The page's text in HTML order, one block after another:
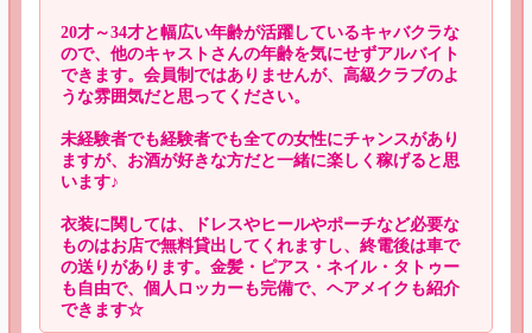
20才～34才と幅広い年齢が活躍しているキャバクラな
ので、他のキャストさんの年齢を気にせずアルバイト
できます。会員制ではありませんが、高級クラブのよ
うな雰囲気だと思ってください。
未経験者でも経験者でも全ての女性にチャンスがあり
ますが、お酒が好きな方だと一緒に楽しく稼げると思
います♪
衣装に関しては、ドレスやヒールやポーチなど必要な
ものはお店で無料貸出してくれますし、終電後は車で
の送りがあります。金髪・ピアス・ネイル・タトゥー
も自由で、個人ロッカーも完備で、ヘアメイクも紹介
できます☆